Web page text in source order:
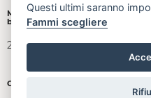
Microcredito a tasso zero per
bando 2018-ad esaurimento fondi
20.02.2020
Contributi 2020, 740 mila euro a
Questi ultimi saranno
Fammi scegliere